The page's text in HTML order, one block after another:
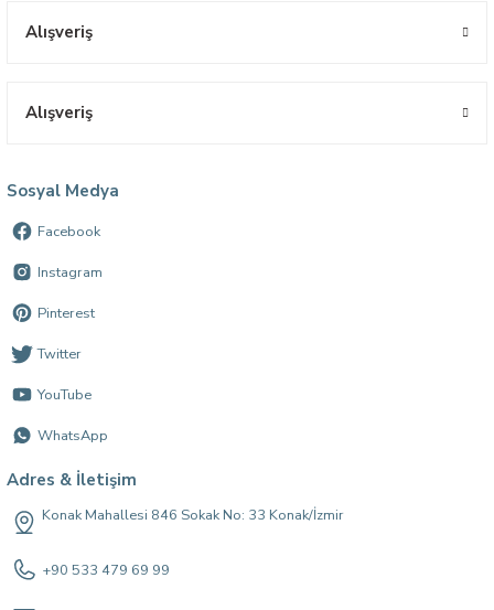
Alışveriş
Alışveriş
Sosyal Medya
Facebook
Instagram
Pinterest
Twitter
YouTube
WhatsApp
Adres & İletişim
Konak Mahallesi 846 Sokak No: 33 Konak/İzmir
+90 533 479 69 99